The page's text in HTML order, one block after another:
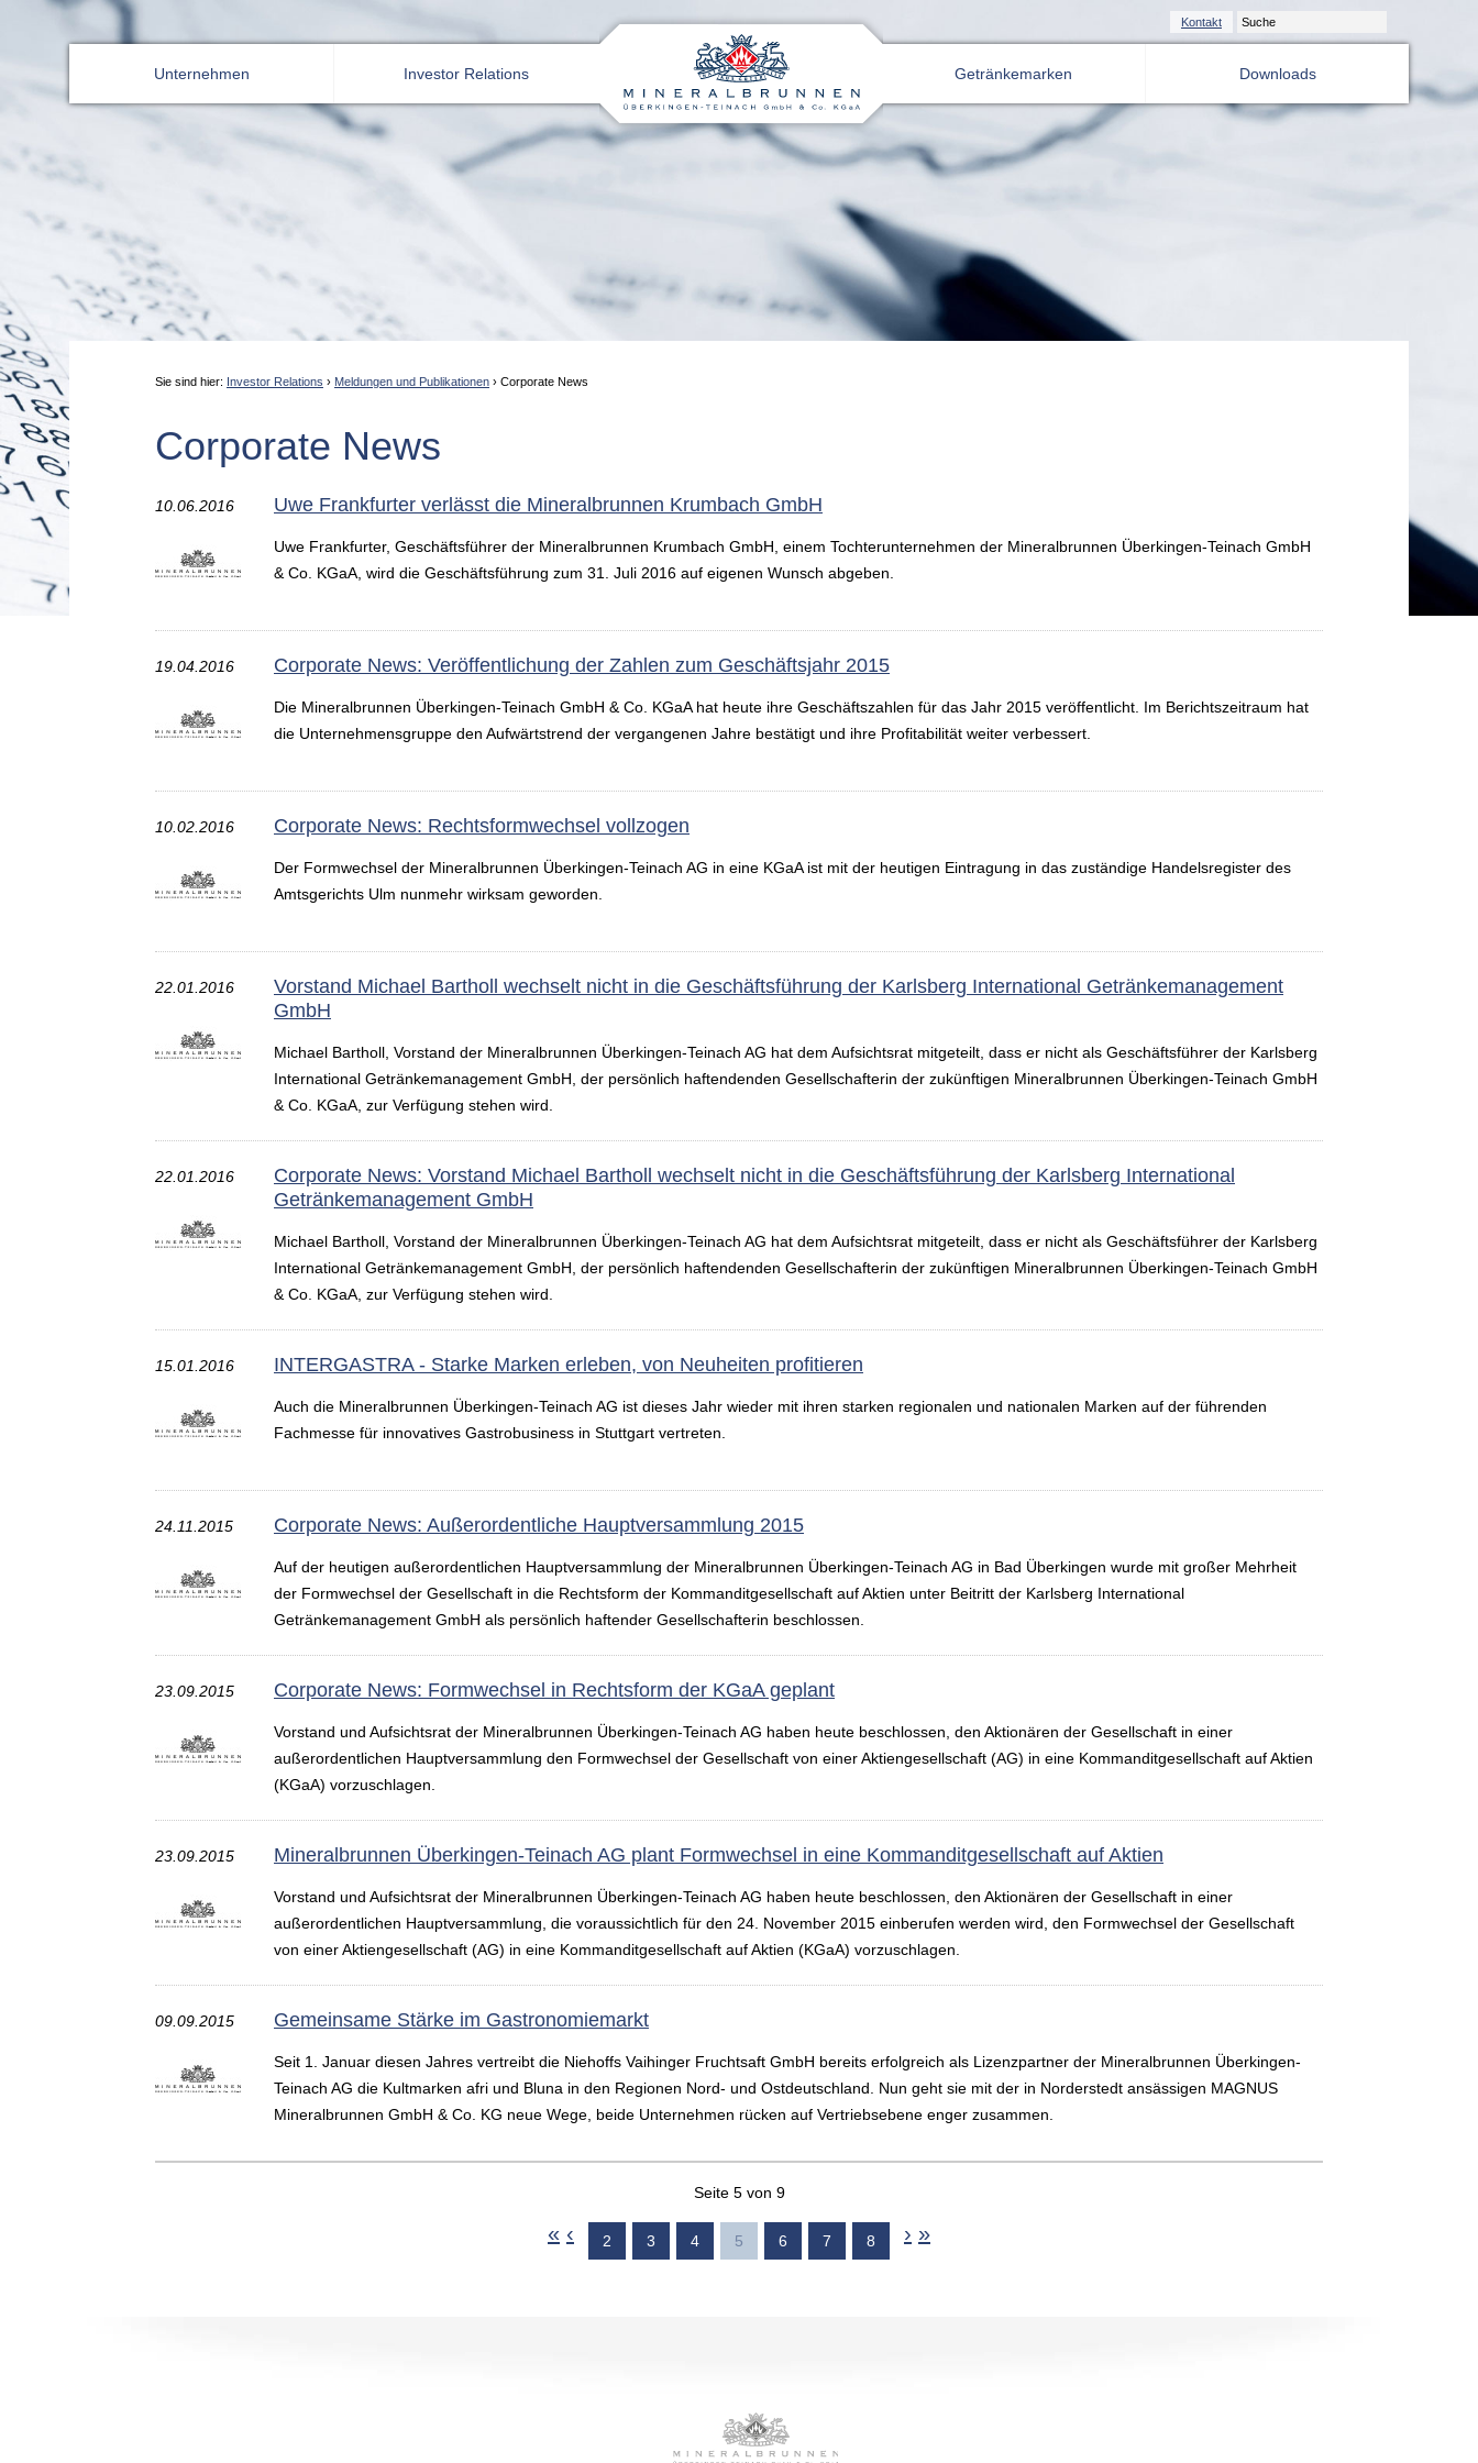
Kontakt
Unternehmen Investor Relations Getränkemarken Downloads
Sie sind hier: Investor Relations › Meldungen und Publikationen › Corporate News
Corporate News
10.06.2016 Uwe Frankfurter verlässt die Mineralbrunnen Krumbach GmbH
Uwe Frankfurter, Geschäftsführer der Mineralbrunnen Krumbach GmbH, einem Tochterunternehmen der Mineralbrunnen Überkingen-Teinach GmbH
& Co. KGaA, wird die Geschäftsführung zum 31. Juli 2016 auf eigenen Wunsch abgeben.
19.04.2016 Corporate News: Veröffentlichung der Zahlen zum Geschäftsjahr 2015
Die Mineralbrunnen Überkingen-Teinach GmbH & Co. KGaA hat heute ihre Geschäftszahlen für das Jahr 2015 veröffentlicht. Im Berichtszeitraum hat
die Unternehmensgruppe den Aufwärtstrend der vergangenen Jahre bestätigt und ihre Profitabilität weiter verbessert.
10.02.2016 Corporate News: Rechtsformwechsel vollzogen
Der Formwechsel der Mineralbrunnen Überkingen-Teinach AG in eine KGaA ist mit der heutigen Eintragung in das zuständige Handelsregister des
Amtsgerichts Ulm nunmehr wirksam geworden.
22.01.2016
Vorstand Michael Bartholl wechselt nicht in die Geschäftsführung der Karlsberg International Getränkemanagement
GmbH
Michael Bartholl, Vorstand der Mineralbrunnen Überkingen-Teinach AG hat dem Aufsichtsrat mitgeteilt, dass er nicht als Geschäftsführer der Karlsberg
International Getränke­management GmbH, der persönlich haftendenden Gesell­schafterin der zukünftigen Mineralbrunnen Überkingen-Teinach GmbH
& Co. KGaA, zur Verfügung stehen wird.
22.01.2016
Corporate News: Vorstand Michael Bartholl wechselt nicht in die Geschäftsführung der Karlsberg International
Getränkemanagement GmbH
Michael Bartholl, Vorstand der Mineralbrunnen Überkingen-Teinach AG hat dem Aufsichtsrat mitgeteilt, dass er nicht als Geschäftsführer der Karlsberg
International Getränkemanagement GmbH, der persönlich haftendenden Gesellschafterin der zukünftigen Mineralbrunnen Überkingen-Teinach GmbH
& Co. KGaA, zur Verfügung stehen wird.
15.01.2016 INTERGASTRA - Starke Marken erleben, von Neuheiten profitieren
Auch die Mineralbrunnen Überkingen-Teinach AG ist dieses Jahr wieder mit ihren starken regionalen und nationalen Marken auf der führenden
Fachmesse für innovatives Gastrobusiness in Stuttgart vertreten.
24.11.2015 Corporate News: Außerordentliche Hauptversammlung 2015
Auf der heutigen außerordentlichen Hauptversammlung der Mineralbrunnen Überkingen-Teinach AG in Bad Überkingen wurde mit großer Mehrheit
der Formwechsel der Gesellschaft in die Rechtsform der Kommanditgesellschaft auf Aktien unter Beitritt der Karlsberg International
Getränkemanagement GmbH als persönlich haftender Gesellschafterin beschlossen.
23.09.2015 Corporate News: Formwechsel in Rechtsform der KGaA geplant
Vorstand und Aufsichtsrat der Mineralbrunnen Überkingen-Teinach AG haben heute beschlossen, den Aktionären der Gesellschaft in einer
außerordentlichen Hauptversammlung den Formwechsel der Gesellschaft von einer Aktiengesellschaft (AG) in eine Kommanditgesellschaft auf Aktien
(KGaA) vorzuschlagen.
23.09.2015 Mineralbrunnen Überkingen-Teinach AG plant Formwechsel in eine Kommanditgesellschaft auf Aktien
Vorstand und Aufsichtsrat der Mineralbrunnen Überkingen-Teinach AG haben heute beschlossen, den Aktionären der Gesellschaft in einer
außerordentlichen Hauptversammlung, die voraussichtlich für den 24. November 2015 einberufen werden wird, den Formwechsel der Gesellschaft
von einer Aktiengesellschaft (AG) in eine Kommanditgesellschaft auf Aktien (KGaA) vorzuschlagen.
09.09.2015 Gemeinsame Stärke im Gastronomiemarkt
Seit 1. Januar diesen Jahres vertreibt die Niehoffs Vaihinger Fruchtsaft GmbH bereits erfolgreich als Lizenzpartner der Mineralbrunnen Überkingen-
Teinach AG die Kultmarken afri und Bluna in den Regionen Nord- und Ostdeutschland. Nun geht sie mit der in Norderstedt ansässigen MAGNUS
Mineralbrunnen GmbH & Co. KG neue Wege, beide Unternehmen rücken auf Vertriebsebene enger zusammen.
Seite 5 von 9
« ‹ 2 3 4 5 6 7 8 › »